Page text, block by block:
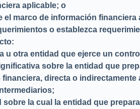
aplicable; o
el marco de información financiera
o establezca
u otra entidad que ejerce un
sobre la entidad que
directa o indirectamente
sobre la cual la entidad que